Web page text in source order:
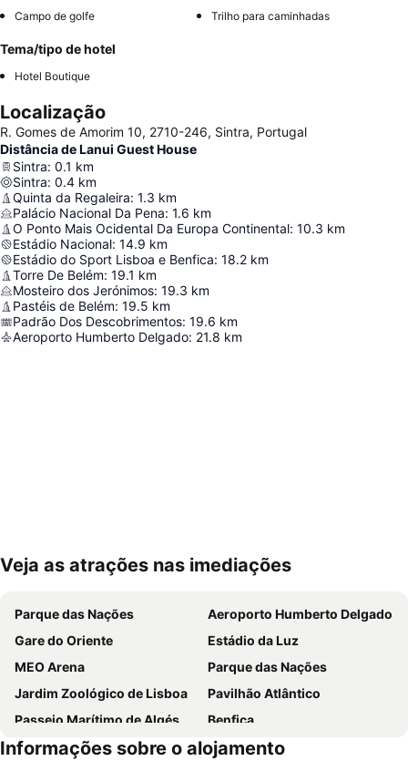
Campo de golfe Trilho para caminhadas
Tema/tipo de hotel
Hotel Boutique
Localização
R. Gomes de Amorim 10, 2710-246, Sintra, Portugal
Distância de Lanui Guest House
Sintra: 0.1 km
Sintra: 0.4 km
Quinta da Regaleira: 1.3 km
Palácio Nacional Da Pena: 1.6 km
O Ponto Mais Ocidental Da Europa Continental: 10.3 km
Estádio Nacional: 14.9 km
Estádio do Sport Lisboa e Benfica: 18.2 km
Torre De Belém: 19.1 km
Mosteiro dos Jerónimos: 19.3 km
Pastéis de Belém: 19.5 km
Padrão Dos Descobrimentos: 19.6 km
Aeroporto Humberto Delgado: 21.8 km
Ampliar mapa
Veja as atrações nas imediações
Parque das Nações
Aeroporto Humberto Delgado
Gare do Oriente
Estádio da Luz
MEO Arena
Parque das Nações
Jardim Zoológico de Lisboa
Pavilhão Atlântico
Passeio Marítimo de Algés
Benfica
Praias de Santa Cruz
Baixa de Lisboa
Informações sobre o alojamento